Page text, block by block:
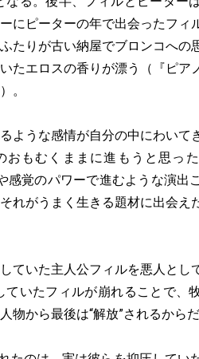
にピーターの年で出会ったフィ
たりが古い納屋でブロンコへの
たエロスの香りが漂う（『ピア
。
ような感情が自分の中にわいて
もむくままに進もうと思っ
感覚のパワーで進むような演出
れがうまく生きる題材に出会え
いた主人公フィルを悪人とし
いたフィルが崩れることで、
から最後は“解放”されるからだ